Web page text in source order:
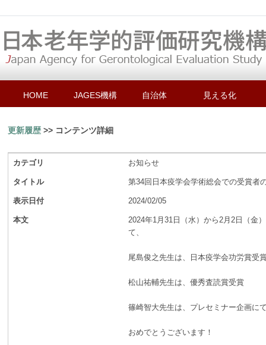
HOME JAGES機構 自治体 見える化
更新履歴 >> コンテンツ詳細
カテゴリ お知らせ
タイトル 第34回日本疫学会学術総会での受賞者
表示日付 2024/02/05
本文
2024年1月31日（水）から2月2日（金
て、
尾島俊之先生は、日本疫学会功労賞受
松山祐輔先生は、優秀査読賞受賞
篠崎智大先生は、 プレセミナー企画に
おめでとうございます！